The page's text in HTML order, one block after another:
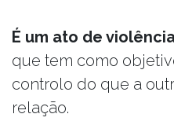
É um ato de
que tem como
controlo do que a
relação.